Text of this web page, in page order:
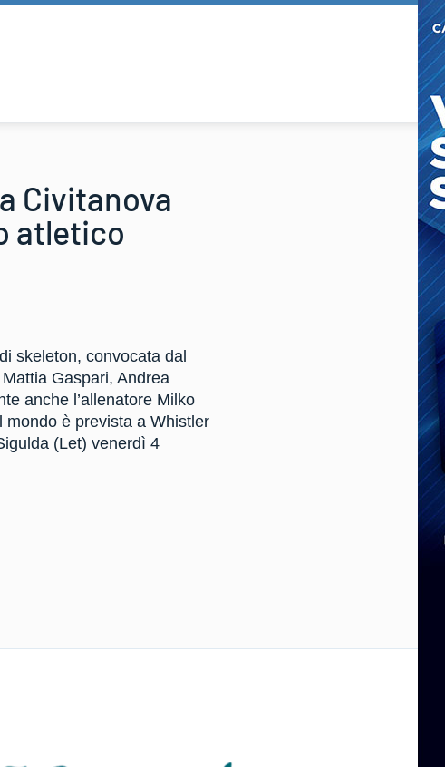
Civitanova
atletico
skeleton, convocata dal
Gaspari, Andrea
anche l’allenatore Milko
è prevista a Whistler
(Let) venerdì 4